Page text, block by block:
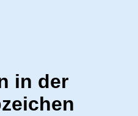
in der